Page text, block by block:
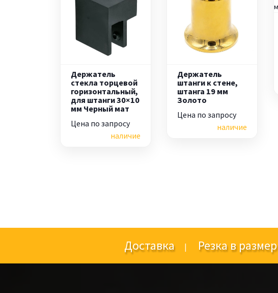
Держатель
стекла торцевой
горизонтальный,
для штанги 30×10
мм Черный мат
Цена по запросу
наличие
Держатель
штанги к стене,
штанга 19 мм
Золото
Цена по запросу
наличие
Доставка| Резка в размер